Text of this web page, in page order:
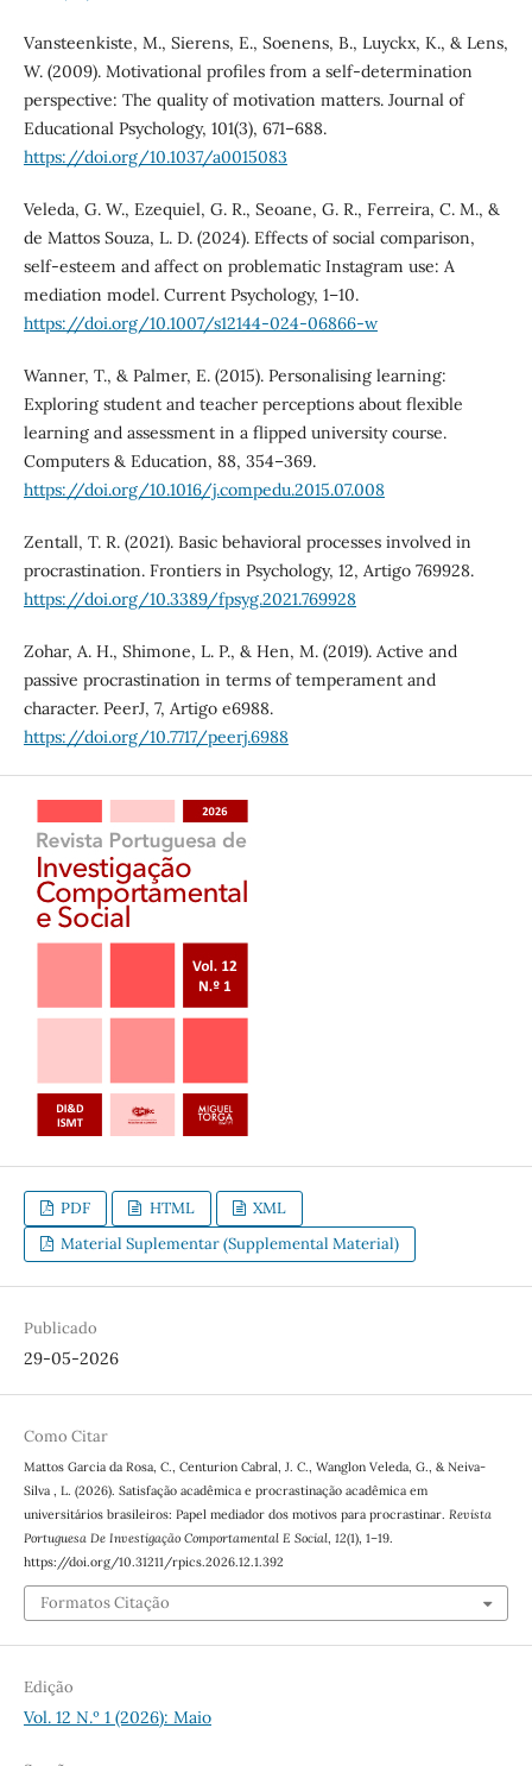
Vansteenkiste, M., Sierens, E., Soenens, B., Luyckx, K., & Lens,
W. (2009). Motivational profiles from a self-determination
perspective: The quality of motivation matters. Journal of
Educational Psychology, 101(3), 671–688.
https://doi.org/10.1037/a0015083
Veleda, G. W., Ezequiel, G. R., Seoane, G. R., Ferreira, C. M., &
de Mattos Souza, L. D. (2024). Effects of social comparison,
self-esteem and affect on problematic Instagram use: A
mediation model. Current Psychology, 1–10.
https://doi.org/10.1007/s12144-024-06866-w
Wanner, T., & Palmer, E. (2015). Personalising learning:
Exploring student and teacher perceptions about flexible
learning and assessment in a flipped university course.
Computers & Education, 88, 354–369.
https://doi.org/10.1016/j.compedu.2015.07.008
Zentall, T. R. (2021). Basic behavioral processes involved in
procrastination. Frontiers in Psychology, 12, Artigo 769928.
https://doi.org/10.3389/fpsyg.2021.769928
Zohar, A. H., Shimone, L. P., & Hen, M. (2019). Active and
passive procrastination in terms of temperament and
character. PeerJ, 7, Artigo e6988.
https://doi.org/10.7717/peerj.6988
PDF HTML
XML
Material Suplementar (Supplemental Material)
Publicado
29-05-2026
Como Citar
Mattos Garcia da Rosa, C., Centurion Cabral, J. C., Wanglon Veleda, G., & Neiva-
Silva , L. (2026). Satisfação acadêmica e procrastinação acadêmica em
universitários brasileiros: Papel mediador dos motivos para procrastinar. Revista
Portuguesa De Investigação Comportamental E Social, 12(1), 1–19.
https://doi.org/10.31211/rpics.2026.12.1.392
Formatos Citação
Edição
Vol. 12 N.º 1 (2026): Maio